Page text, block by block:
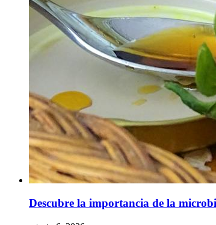
Descubre la importancia de la